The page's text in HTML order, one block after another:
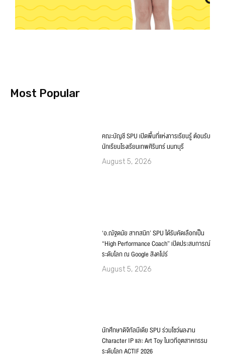
Most Popular
คณะบัญชี SPU เปิดพื้นที่แห่งการเรียนรู้ ต้อนรับ
นักเรียนโรงเรียนเทพศิรินทร์ นนทบุรี
August 5, 2026
‘อ.ณัฐดนัย สาทสนิท’ SPU ได้รับคัดเลือกเป็น
“High Performance Coach” เปิดประสบการณ์
ระดับโลก ณ Google สิงคโปร์
August 5, 2026
นักศึกษาดิจิทัลมีเดีย SPU ร่วมโชว์ผลงาน
Character IP และ Art Toy ในเวทีอุตสาหกรรม
ระดับโลก ACTIF 2026